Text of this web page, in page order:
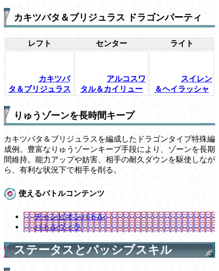
カキツバタ＆ブリジュラス ドラゴンパーティ
レフト センター ライト
カキツバ
タ＆ブリジュラス
アルコスワ
タル＆カイリュー
スイレン
＆ヘイラッシャ
りゅうゾーンを長時間キープ
カキツバタ＆ブリジュラスを編成したドラゴンタイプ特殊編
成例。豊富なりゅうゾーンキープ手段により、ゾーンを長期
間維持。能力アップや妨害、相手の耐久ダウンを駆使しなが
ら、有利な状況下で相手を削る。
使えるバトルコンテンツ
チャンピオンバトル
バトルヴィラ
ステータスとパッシブスキル